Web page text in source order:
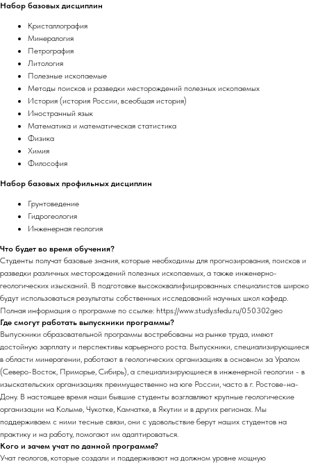
Набор базовых дисциплин
Кристаллография
Минералогия
Петрография
Литология
Полезные ископаемые
Методы поисков и разведки месторождений полезных ископаемых
История (история России, всеобщая история)
Иностранный язык
Математика и математическая статистика
Физика
Химия
Философия
Набор базовых профильных дисциплин
Грунтоведение
Гидрогеология
Инженерная геология
Что будет во время обучения?
Студенты получат базовые знания, которые необходимы для прогнозирования, поисков и
разведки различных месторождений полезных ископаемых, а также инженерно-
геологических изысканий. В подготовке высококвалифицированных специалистов широко
будут использоваться результаты собственных исследований научных школ кафедр.
Полная информация о программе по ссылке: https://www.study.sfedu.ru/050302geo
Где смогут работать выпускники программы?
Выпускники образовательной программы востребованы на рынке труда, имеют
достойную зарплату и перспективы карьерного роста. Выпускники, специализирующиеся
в области минерагении, работают в геологических организациях в основном за Уралом
(Северо-Восток, Приморье, Сибирь), а специализирующиеся в инженерной геологии - в
изыскательских организациях преимущественно на юге России, часто в г. Ростове-на-
Дону. В настоящее время наши бывшие студенты возглавляют крупные геологические
организации на Колыме, Чукотке, Камчатке, в Якутии и в других регионах. Мы
поддерживаем с ними тесные связи, они с удовольствие берут наших студентов на
практику и на работу, помогают им адаптироваться.
Кого и зачем учат по данной программе?
Учат геологов, которые создали и поддерживают на должном уровне мощную